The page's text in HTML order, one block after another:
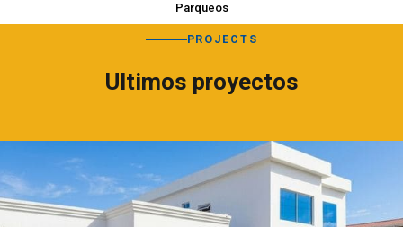
Parqueos
PROJECTS
Ultimos proyectos